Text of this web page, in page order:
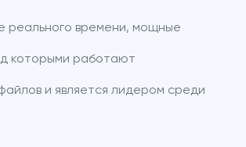
реального времени, мощные
которыми работают
и является лидером среди